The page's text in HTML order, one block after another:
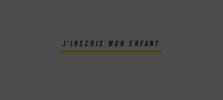
j'inscris mon enfant